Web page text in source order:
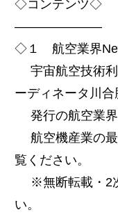
◇コンテンツ◇
———————
◇１ 航空業界
宇宙航空技術利
ーディネータ川合
発行の航空業界
航空機産業の最
覧ください。
※無断転載・2
い。